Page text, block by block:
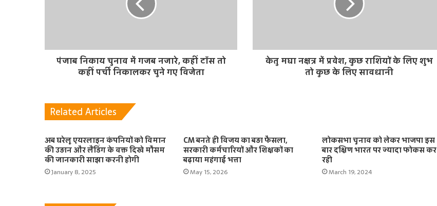
पंजाब निकाय चुनाव में गजब नजारे, कहीं टॉस तो
कहीं पर्ची निकालकर चुने गए विजेता
केतु मघा नक्षत्र में प्रवेश, कुछ राशियों के लिए शुभ
तो कुछ के लिए सावधानी
Related Articles
अब घरेलू एयरलाइन कंपनियों को विमान
की उड़ान और लैंडिंग के वक्त दिखे मौसम
की जानकारी साझा करनी होगी
January 8, 2025
CM बनते ही विजय का बड़ा फैसला,
सरकारी कर्मचारियों और शिक्षकों का
बढ़ाया महंगाई भत्ता
May 15, 2026
लोकसभा चुनाव को लेकर भाजपा इस
बार दक्षिण भारत पर ज्यादा फोकस कर
रही
March 19, 2024